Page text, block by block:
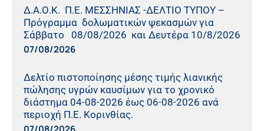
Δ.Α.Ο.Κ. Π.Ε. ΜΕΣΣΗΝΙΑΣ -ΔΕΛΤΙΟ ΤΥΠΟΥ –
Πρόγραμμα δολωματικών ψεκασμών για
Σάββατο 08/08/2026 και Δευτέρα 10/8/2026
07/08/2026
Δελτίο πιστοποίησης μέσης τιμής λιανικής
πώλησης υγρών καυσίμων για το χρονικό
διάστημα 04-08-2026 έως 06-08-2026 ανά
περιοχή Π.Ε. Κορινθίας.